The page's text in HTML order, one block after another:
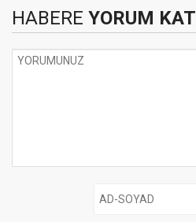
HABERE YORUM KAT